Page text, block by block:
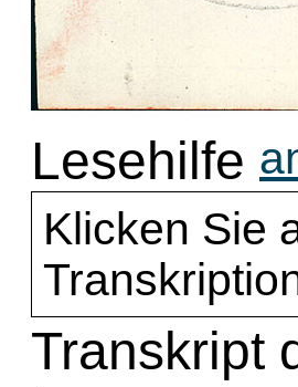
Lesehilfe
Klicken Sie
Transkript